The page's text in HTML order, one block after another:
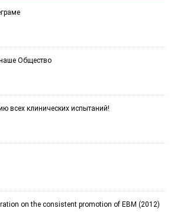
Общество
всех клинических испытаний!
on the consistent promotion of EBM (2012)